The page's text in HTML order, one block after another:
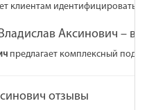
клиентам идентифицировать и
Аксинович – ваш
предлагает комплексный
отзывы